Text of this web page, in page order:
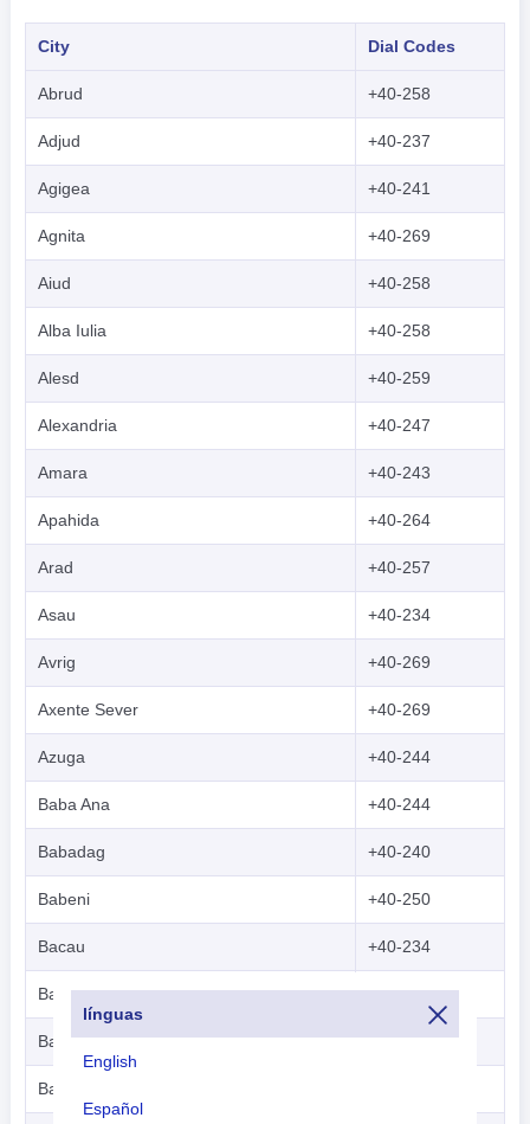
línguas
English
Español
City Dial Codes
Abrud +40-258
Adjud +40-237
Agigea +40-241
Agnita +40-269
Aiud +40-258
Alba Iulia +40-258
Alesd +40-259
Alexandria +40-247
Amara +40-243
Apahida +40-264
Arad +40-257
Asau +40-234
Avrig +40-269
Axente Sever +40-269
Azuga +40-244
Baba Ana +40-244
Babadag +40-240
Babeni +40-250
Bacau +40-234
Bacia +40-254
Baia Mare +40-262
Baia Sprie